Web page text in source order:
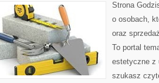
Strona
o osobach,
oraz
To portal
estetyczne z
szukasz